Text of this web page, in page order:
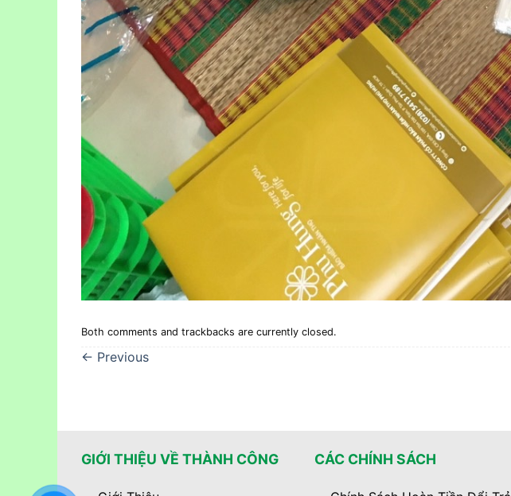
Both comments and trackbacks are currently closed.
← Previous
GIỚI THIỆU VỀ THÀNH CÔNG CÁC CHÍNH SÁCH